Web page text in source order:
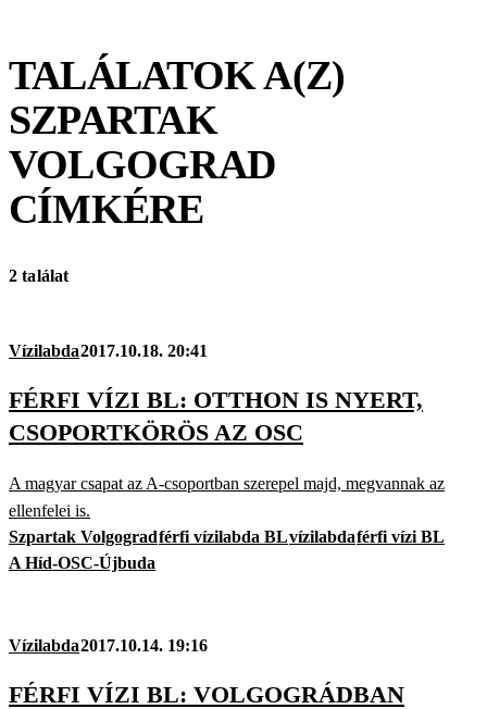
TALÁLATOK A(Z)
SZPARTAK
VOLGOGRAD
CÍMKÉRE
2 találat
Vízilabda2017.10.18. 20:41
FÉRFI VÍZI BL: OTTHON IS NYERT,
CSOPORTKÖRÖS AZ OSC
A magyar csapat az A-csoportban szerepel majd, megvannak az
ellenfelei is.
Szpartak Volgogradférfi vízilabda BLvízilabdaférfi vízi BL
A Híd-OSC-Újbuda
Vízilabda2017.10.14. 19:16
FÉRFI VÍZI BL: VOLGOGRÁDBAN